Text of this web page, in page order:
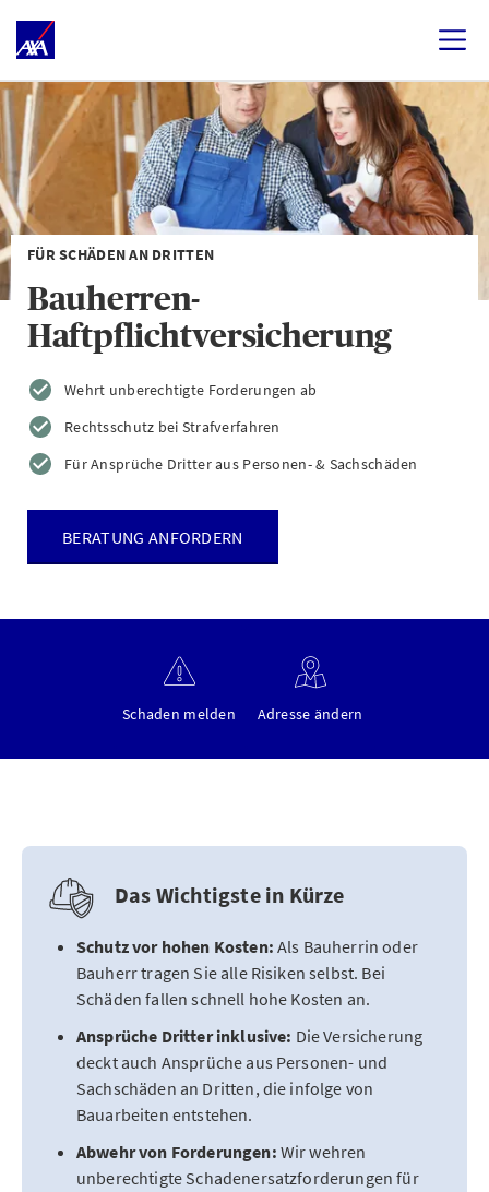
FÜR SCHÄDEN AN DRITTEN
Bauherren-
Haftpflichtversicherung
Wehrt unberechtigte Forderungen ab
Rechtsschutz bei Strafverfahren
Für Ansprüche Dritter aus Personen- & Sachschäden
BERATUNG ANFORDERN
Schaden melden Adresse ändern
Das Wichtigste in Kürze
Schutz vor hohen Kosten: Als Bauherrin oder
Bauherr tragen Sie alle Risiken selbst. Bei
Schäden fallen schnell hohe Kosten an.
Ansprüche Dritter inklusive: Die Versicherung
deckt auch Ansprüche aus Personen- und
Sachschäden an Dritten, die infolge von
Bauarbeiten entstehen.
Abwehr von Forderungen: Wir wehren
unberechtigte Schadenersatzforderungen für